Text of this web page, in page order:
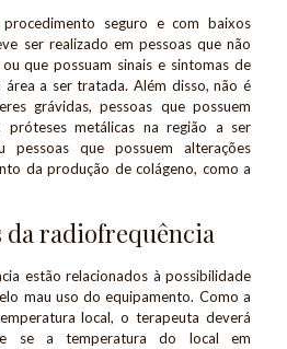
seguro e com baixos
ser realizado em pessoas que não
que possuam sinais e sintomas de
área a ser tratada. Além disso, não é
grávidas, pessoas que possuem
próteses metálicas na região a ser
que possuem alterações
da produção de colágeno, como a
da radiofrequência
estão relacionados à possibilidade
mau uso do equipamento. Como a
local, o terapeuta deverá
se a temperatura do local em